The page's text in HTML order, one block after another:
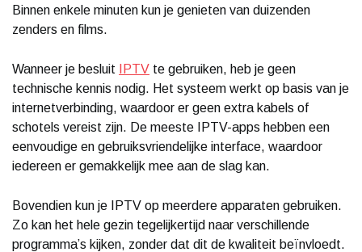
Binnen enkele minuten kun je genieten van duizenden
zenders en films.
Wanneer je besluit IPTV te gebruiken, heb je geen
technische kennis nodig. Het systeem werkt op basis van je
internetverbinding, waardoor er geen extra kabels of
schotels vereist zijn. De meeste IPTV-apps hebben een
eenvoudige en gebruiksvriendelijke interface, waardoor
iedereen er gemakkelijk mee aan de slag kan.
Bovendien kun je IPTV op meerdere apparaten gebruiken.
Zo kan het hele gezin tegelijkertijd naar verschillende
programma’s kijken, zonder dat dit de kwaliteit beïnvloedt.